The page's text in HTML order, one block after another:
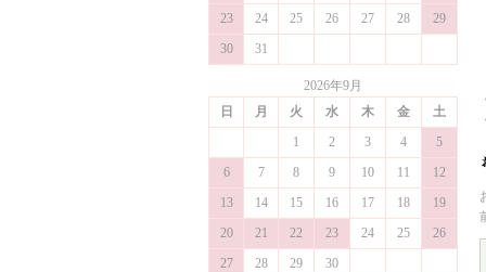
23
24 25 26 27 28
29
30
31
2026年9月
日
月 火 水 木 金
土
1
2 3 4
5
6
7 8 9 10 11
12
13
14 15 16 17 18
19
20
21 22 23 24 25
26
27
28 29
30